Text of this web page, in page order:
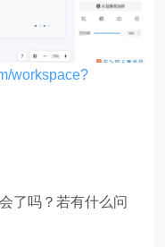
workspace?
了吗？若有什么问